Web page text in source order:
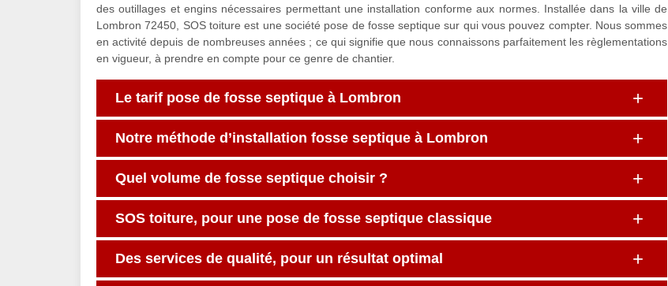
des outillages et engins nécessaires permettant une installation conforme aux normes. Installée dans la ville de
Lombron 72450, SOS toiture est une société pose de fosse septique sur qui vous pouvez compter. Nous sommes
en activité depuis de nombreuses années ; ce qui signifie que nous connaissons parfaitement les règlementations
en vigueur, à prendre en compte pour ce genre de chantier.
Le tarif pose de fosse septique à Lombron
Notre méthode d’installation fosse septique à Lombron
Quel volume de fosse septique choisir ?
SOS toiture, pour une pose de fosse septique classique
Des services de qualité, pour un résultat optimal